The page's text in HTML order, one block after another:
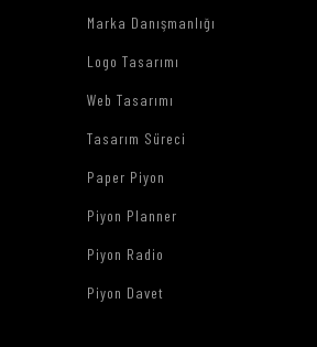
Marka Danışmanlığı
Logo Tasarımı
Web Tasarımı
Tasarım Süreci
Paper Piyon
Piyon Planner
Piyon Radio
Piyon Davet